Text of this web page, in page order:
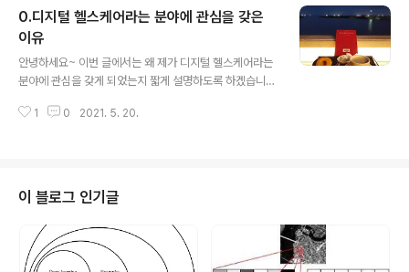
는 이유는 따로 있습니다. 그 이유는.... "현재 또는 앞으로
미국헬스케어 or 의료시스템은 큰 변곡점을 맞을 것이기
때문입니다." 그리고, 이러한 변곡점으로 인한 새로운 패러
다음은 분명 다른 국가들에게 영향을 미치게 될 수도 있겠
죠 . 그렇다면, 미국의 시스템은 왜 변곡점을 맞을 수 밖에
없는지, 이러한 변곡점이 기술변화 및 패러다임의 변화를
0.디지털 헬스케어라는 분야에 관심을 갖은
이유
안녕하세요~ 이번 글에서는 왜 제가 디지털 헬스케어라는
분야에 관심을 갖게 되었는지 짧게 설명하도록 하겠습니
서 처음으로 딥러닝을 배우기 시작했어요. 당시에는 딥러
가 배운 지식으로 난 무엇을 하고 싶은거지?" 당시 딥러닝
이 굉장히 주목을 받고 있었습니다 (지금도 여전히 주목을
받고 있지만요). 그래서, 관련 지식들을 다양하게 습득하면
저에게 이로울 것이라 생각했죠. 하지만, 여전히 딥러닝을
이용해서 무엇을 하고싶다는 생각은 없었던 것 같습니다.
1 0 2021. 5. 20.
이 블로그 인기글